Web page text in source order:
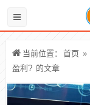
当前位置： 首页 »
盈利? 的文章